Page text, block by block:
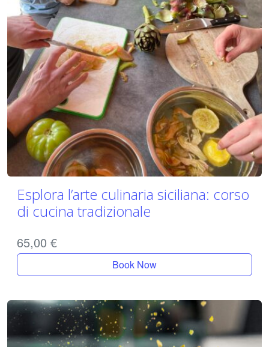
Esplora l’arte culinaria siciliana: corso
di cucina tradizionale
65,00 €
Book Now